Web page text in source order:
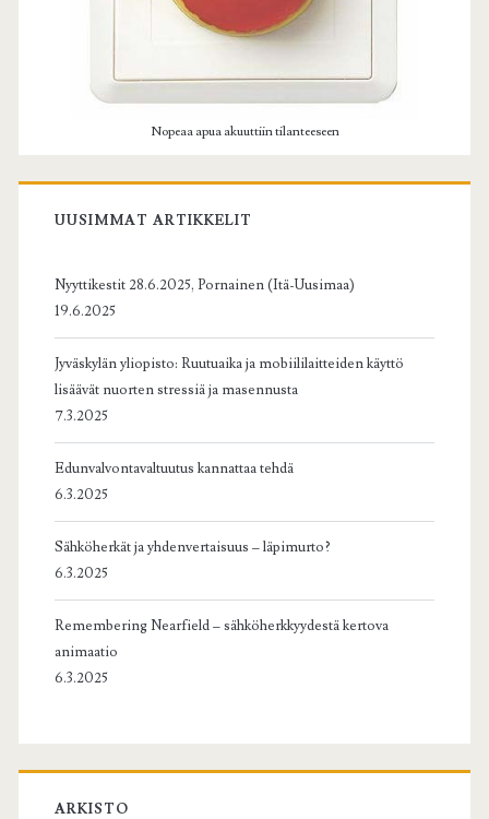
Nopeaa apua akuuttiin tilanteeseen
UUSIMMAT ARTIKKELIT
Nyyttikestit 28.6.2025, Pornainen (Itä-Uusimaa)
19.6.2025
Jyväskylän yliopisto: Ruutuaika ja mobiililaitteiden käyttö
lisäävät nuorten stressiä ja masennusta
7.3.2025
Edunvalvontavaltuutus kannattaa tehdä
6.3.2025
Sähköherkät ja yhdenvertaisuus – läpimurto?
6.3.2025
Remembering Nearfield – sähköherkkyydestä kertova
animaatio
6.3.2025
ARKISTO